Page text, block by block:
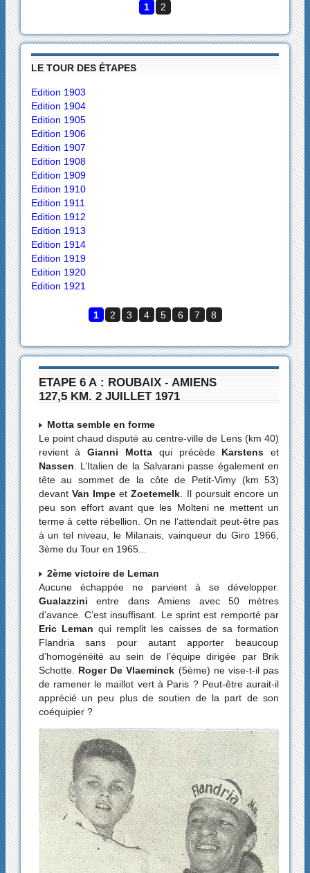
1 2
LE TOUR DES ÉTAPES
Edition 1903
Edition 1904
Edition 1905
Edition 1906
Edition 1907
Edition 1908
Edition 1909
Edition 1910
Edition 1911
Edition 1912
Edition 1913
Edition 1914
Edition 1919
Edition 1920
Edition 1921
1 2 3 4 5 6 7 8
ETAPE 6 A : ROUBAIX - AMIENS
127,5 KM. 2 JUILLET 1971
Motta semble en forme
Le point chaud disputé au centre-ville de Lens (km 40)
revient àGianni Mottaqui précède Karstens et
Nassen. L’Italien de la Salvarani passe également en
tête au sommet de la côte de Petit-Vimy (km 53)
devant Van ImpeetZoetemelk. Il poursuit encore un
peu son effort avant que les Molteni ne mettent un
terme à cette rébellion. On ne l’attendait peut-être pas
à un tel niveau, le Milanais, vainqueur du Giro 1966,
3ème du Tour en 1965...
2ème victoire de Leman
Aucune échappée ne parvient à se développer.
Gualazzini entre dans Amiens avec 50 mètres
d’avance. C’est insuffisant. Le sprint est remporté par
Eric Leman qui remplit les caisses de sa formation
Flandria sans pour autant apporter beaucoup
d’homogénéité au sein de l’équipe dirigée par Brik
Schotte. Roger De Vlaeminck (5ème) ne vise-t-il pas
de ramener le maillot vert à Paris ? Peut-être aurait-il
apprécié un peu plus de soutien de la part de son
coéquipier ?